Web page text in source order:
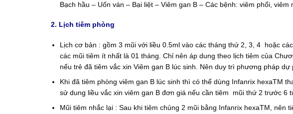
Bạch hầu – Uốn ván – Bại liệt – Viêm gan B – Các bệnh: viêm phổi, viêm
2. Lịch tiêm phòng
Lịch cơ bản : gồm 3 mũi với liều 0.5ml vào các tháng thứ 2, 3, 4 hoặc
các mũi tiêm ít nhất là 01 tháng. Chỉ nên áp dung theo lịch tiêm của
nếu trẻ đã tiêm vắc xin Viêm gan B lúc sinh. Nên duy trì phương pháp
Khi đã tiêm phòng viêm gan B lúc sinh thì có thể dùng Infanrix hexaTM
sử dung liều vắc xin viêm gan B đơn giá nếu cần tiêm mũi thứ 2 trước 6
Mũi tiêm nhắc lại : Sau khi tiêm chủng 2 mũi bằng Infanrix hexaTM, nên